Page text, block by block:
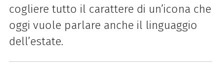
cogliere tutto il carattere di un’icona che
oggi vuole parlare anche il linguaggio
dell’estate.